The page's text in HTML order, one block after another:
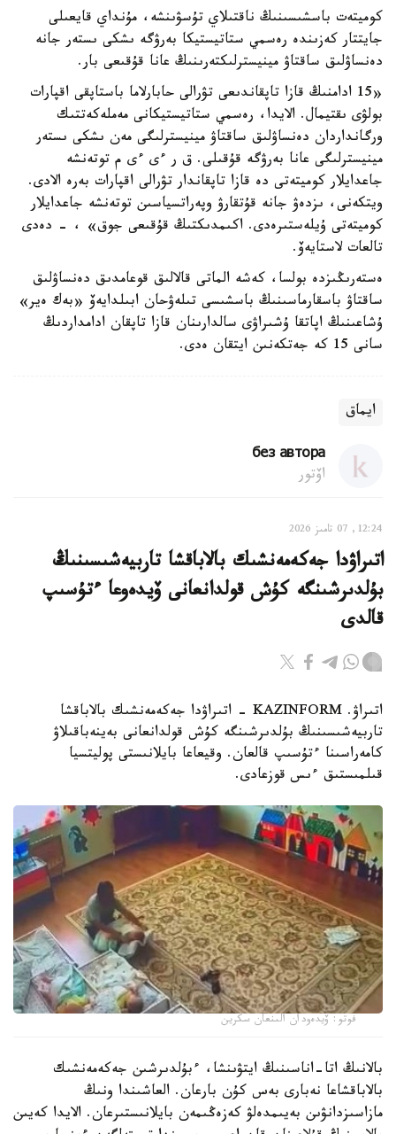
كوميتەت باسشىسىنىڭ ناقتىلاي تۇسۋىنشە، مۇنداي قايعىلى
جايتتار كەزىندە رەسمي ستاتيستيكا بەرۋگە ىشكى ىستەر جانە
دەنساۋلىق ساقتاۋ مينيسترلىكتەرىنىڭ عانا قۇقىعى بار.
«15 ادامنىڭ قازا تاپقاندىعى تۋرالى حابارلاما باستاپقى اقپارات
بولۋى ىقتيمال. الايدا، رەسمي ستاتيستيكانى مەملەكەتتىك
ورگانداردان دەنساۋلىق ساقتاۋ مينيسترلىگى مەن ىشكى ىستەر
مينيسترلىگى عانا بەرۋگە قۇقىلى. ق ر ءى ءى م توتەنشە
جاعدايلار كوميتەتى دە قازا تاپقاندار تۋرالى اقپارات بەرە الادى.
ويتكەنى، ىزدەۋ جانە قۇتقارۋ وپەراتسياسىن توتەنشە جاعدايلار
كوميتەتى ۇيلەستىرەدى. اكىمدىكتىڭ قۇقىعى جوق» ، - دەدى
تالعات لاستايەۆ.
ەستەرىڭىزدە بولسا، كەشە الماتى قالالىق قوعامدىق دەنساۋلىق
ساقتاۋ باسقارماسىنىڭ باسشىسى تىلەۋحان ابىلدايەۆ «بەك ەير»
ۇشاعىنىڭ اپاتقا ۇشىراۋى سالدارىنان قازا تاپقان ادامداردىڭ
سانى 15 كە جەتكەنىن ايتقان ەدى.
ايماق
без автора
اۆتور
12:24, 07 تامىز 2026
اتىراۋدا جەكەمەنشىك بالاباقشا تاربيەشىسىنىڭ
بۇلدىرشىنگە كۇش قولدانعانى ۆيدەوعا ءتۇسىپ
قالدى
اتىراۋ. KAZINFORM - اتىراۋدا جەكەمەنشىك بالاباقشا
تاربيەشىسىنىڭ بۇلدىرشىنگە كۇش قولدانعانى بەينەباقىلاۋ
كامەراسىنا ءتۇسىپ قالعان. وقيعاعا بايلانىستى پوليتسيا
قىلمىستىق ءىس قوزعادى.
فوتو: ۆيدەودان الىنعان سكرين
بالانىڭ اتا-اناسىنىڭ ايتۋىنشا، ءبۇلدىرشىن جەكەمەنشىك
بالاباقشاعا نەبارى بەس كۇن بارعان. العاشىندا ونىڭ
مازاسىزدانۋىن بەيىمدەلۋ كەزەڭىمەن بايلانىستىرعان. الايدا كەيىن